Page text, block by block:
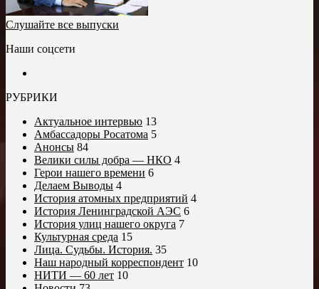
Слушайте все выпуски
Наши соцсети
РУБРИКИ
Актуальное интервью 13
Амбассадоры Росатома 5
Анонсы 84
Велики силы добра — НКО 4
Герои нашего времени 6
Делаем Выводы 4
История атомных предприятий 4
История Ленинградской АЭС 6
История улиц нашего округа 7
Культурная среда 15
Лица. Судьбы. История. 35
Наш народный корреспондент 10
НИТИ — 60 лет 10